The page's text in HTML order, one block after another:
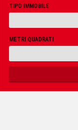
TIPO IMMOBILE
METRI QUADRATI